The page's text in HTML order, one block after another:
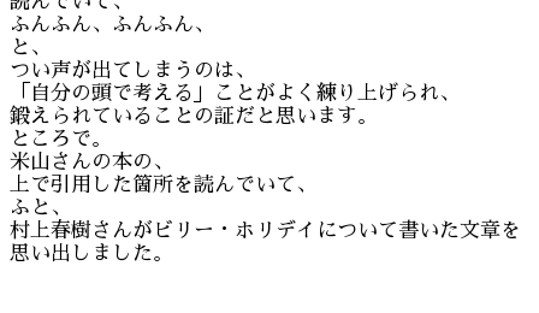
ふんふん、ふんふん、
と、
つい声が出てしまうのは、
「自分の頭で考える」ことがよく練り上げられ、
鍛えられていることの証だと思います。
ところで。
米山さんの本の、
上で引用した箇所を読んでいて、
ふと、
村上春樹さんがビリー・ホリデイについて書いた文章を
思い出しました。